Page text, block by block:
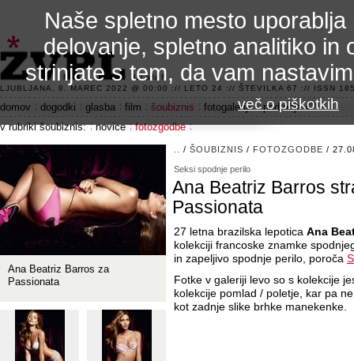
3.2 alfa R
LJUBLJANA, 8. MAREC 2022 @ 00:00 :// LETO 24 :// ŠTEVILKA 67 :// ISSN
domov dogodki glasba film šoubiznis fotogalerije
področje 42
v rubriki šoubiznis:
novice fotozgodbe
/ ŠOUBIZNIS / FOTOZGODBE /
Seksi spodnje perilo
Ana Beatriz Barros
Passionata
27 letna brazilska lepotica Ana
kolekciji francoske znamke
in zapeljivo spodnje perilo, poroča
Fotke v galeriji levo so s kolekcije
kolekcije pomlad / poletje, kar pa
kot zadnje slike brhke manekenke.
Ana Beatriz Barros za
Passionata
Naše spletno mesto
delovanje, spletno analitiko in
strinjate s tem, da vam
več o piškotkih